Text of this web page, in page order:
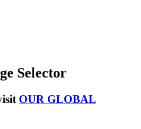
Selector
OUR GLOBAL